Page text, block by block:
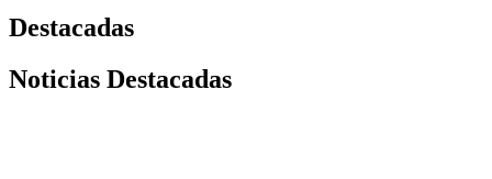
Destacadas
Noticias Destacadas